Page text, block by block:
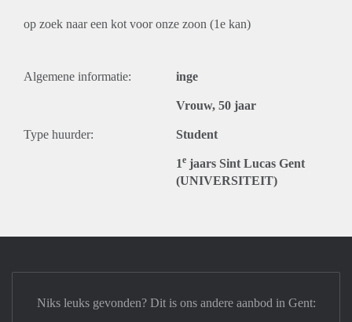
op zoek naar een kot voor onze zoon (1e kan)
Algemene informatie: inge
Vrouw, 50 jaar
Type huurder: Student
1e jaars Sint Lucas Gent
(UNIVERSITEIT)
Niks leuks gevonden? Dit is ons andere aanbod in Gent: